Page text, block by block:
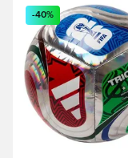
Odpre Modal za
-40%